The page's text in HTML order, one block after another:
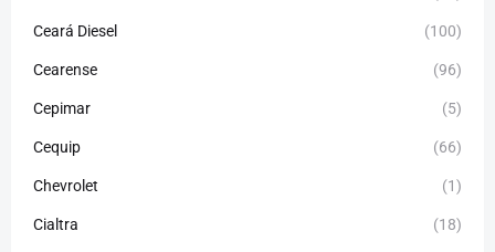
Ceará Diesel (100)
Cearense (96)
Cepimar (5)
Cequip (66)
Chevrolet (1)
Cialtra (18)